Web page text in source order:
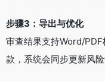
步骤3：导出与优化
审查结果支持Word/
款，系统会同步更新风险